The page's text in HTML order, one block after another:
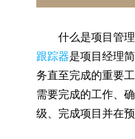
什么是项目管理
跟踪器是项目经理
务直至完成的重要
需要完成的工作、
级、完成项目并在